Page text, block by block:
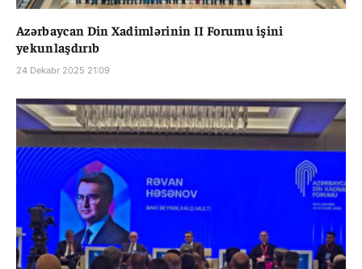
Azərbaycan Din Xadimlərinin II Forumu işini
yekunlaşdırıb
24 Dekabr 2025 21:09